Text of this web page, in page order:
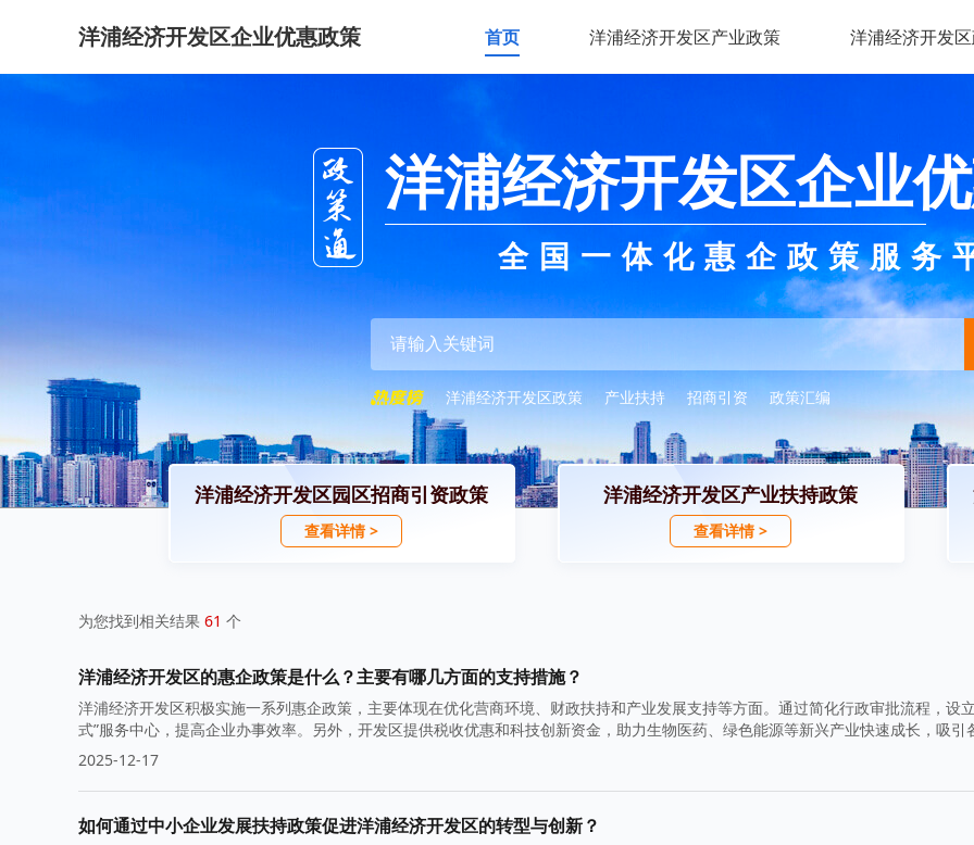
洋浦经济开发区企业优惠政策 首页 洋浦经济开发区产业政策 洋浦经济开发
洋浦经济开发区企业
全国一体化惠企政策服务
洋浦经济开发区政策 产业扶持 招商引资 政策汇编
洋浦经济开发区园区招商引资政策
查看详情 >
洋浦经济开发区产业扶持政策
查看详情 >
为您找到相关结果 61 个
洋浦经济开发区的惠企政策是什么？主要有哪几方面的支持措施？
洋浦经济开发区积极实施一系列惠企政策，主要体现在优化营商环境、财政扶持和产业发展支持等方面。通过简化行政审批流程，设
式”服务中心，提高企业办事效率。另外，开发区提供税收优惠和科技创新资金，助力生物医药、绿色能源等新兴产业快速成长，吸引
业扎根发展。
2025-12-17
如何通过中小企业发展扶持政策促进洋浦经济开发区的转型与创新？